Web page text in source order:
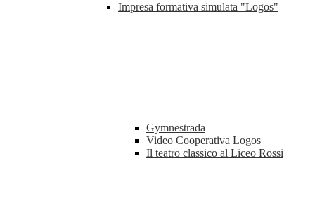
Impresa formativa simulata "Logos"
Gymnestrada
Video Cooperativa Logos
Il teatro classico al Liceo Rossi